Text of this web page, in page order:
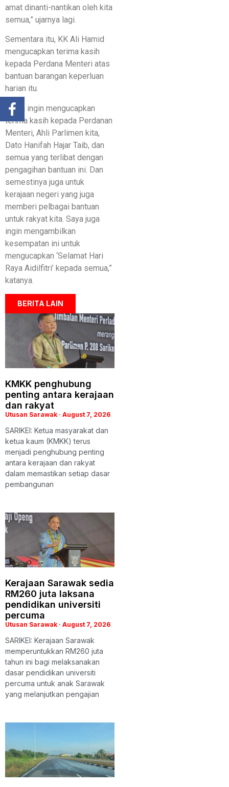
amat dinanti-nantikan oleh kita
semua,” ujarnya lagi.
Sementara itu, KK Ali Hamid
mengucapkan terima kasih
kepada Perdana Menteri atas
bantuan barangan keperluan
harian itu.
“Saya ingin mengucapkan
terima kasih kepada Perdanan
Menteri, Ahli Parlimen kita,
Dato Hanifah Hajar Taib, dan
semua yang terlibat dengan
pengagihan bantuan ini. Dan
semestinya juga untuk
kerajaan negeri yang juga
memberi pelbagai bantuan
untuk rakyat kita. Saya juga
ingin mengambilkan
kesempatan ini untuk
mengucapkan ‘Selamat Hari
Raya Aidilfitri’ kepada semua,”
katanya.
BERITA LAIN
KMKK penghubung
penting antara kerajaan
dan rakyat
Utusan Sarawak August 7, 2026
SARIKEI: Ketua masyarakat dan
ketua kaum (KMKK) terus
menjadi penghubung penting
antara kerajaan dan rakyat
dalam memastikan setiap dasar
pembangunan
Kerajaan Sarawak sedia
RM260 juta laksana
pendidikan universiti
percuma
Utusan Sarawak August 7, 2026
SARIKEI: Kerajaan Sarawak
memperuntukkan RM260 juta
tahun ini bagi melaksanakan
dasar pendidikan universiti
percuma untuk anak Sarawak
yang melanjutkan pengajian